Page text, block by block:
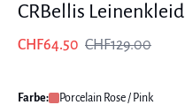
CRBellis Leinenkleid
CHF64.50 CHF129.00
Farbe: Porcelain Rose / Pink